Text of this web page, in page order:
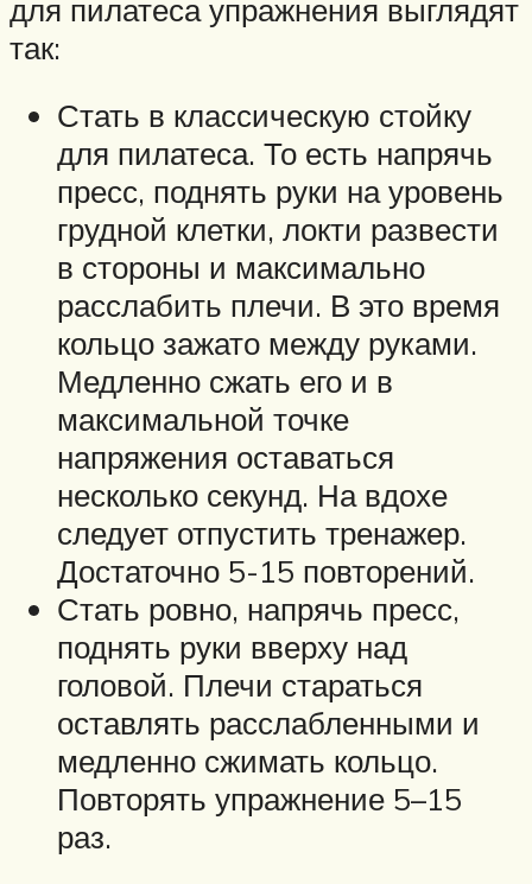
для пилатеса упражнения выглядят
так:
Стать в классическую стойку
для пилатеса. То есть напрячь
пресс, поднять руки на уровень
грудной клетки, локти развести
в стороны и максимально
расслабить плечи. В это время
кольцо зажато между руками.
Медленно сжать его и в
максимальной точке
напряжения оставаться
несколько секунд. На вдохе
следует отпустить тренажер.
Достаточно 5-15 повторений.
Стать ровно, напрячь пресс,
поднять руки вверху над
головой. Плечи стараться
оставлять расслабленными и
медленно сжимать кольцо.
Повторять упражнение 5–15
раз.